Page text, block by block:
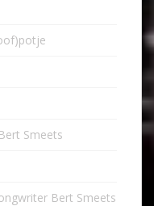
Smeets
Bert Smeets